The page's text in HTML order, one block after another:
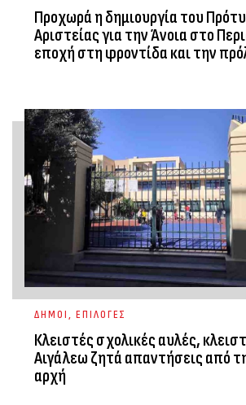
Προχωρά η δημιουργία του
Αριστείας για την Άνοια στο
εποχή στη φροντίδα και την
ΔΗΜΟΙ, ΕΠΙΛΟΓΕΣ
Κλειστές σχολικές αυλές,
Αιγάλεω ζητά απαντήσεις από
αρχή